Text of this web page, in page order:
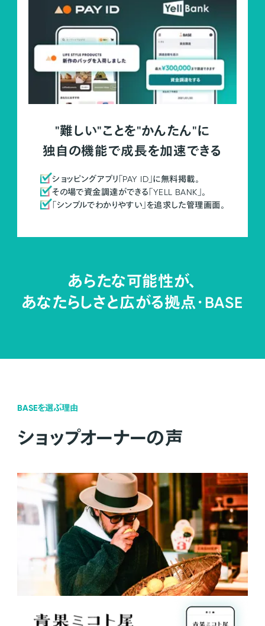
"難しい"ことを"かんたん"に
独自の機能で成長を加速できる
ショッピングアプリ「PAY ID」に無料掲載。
その場で資金調達ができる「YELL BANK」。
「シンプルでわかりやすい」を追求した管理画面。
あらたな可能性が、
あなたらしさと広がる拠点・BASE
BASEを選ぶ理由
ショップオーナーの声